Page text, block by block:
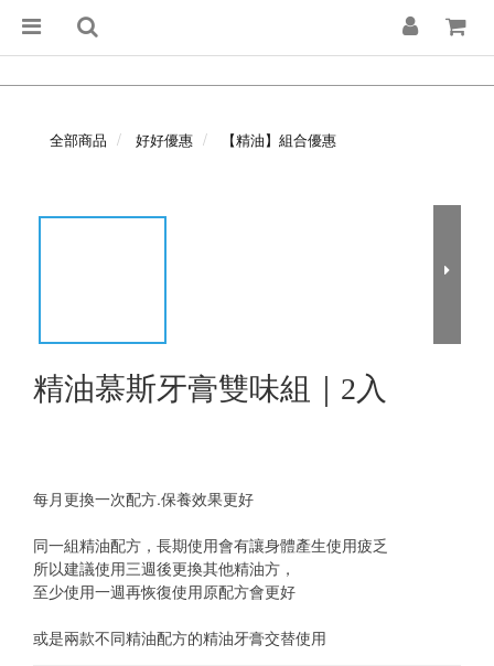
全部商品 好好優惠 【精油】組合優惠
精油慕斯牙膏雙味組｜2入
每月更換一次配方.保養效果更好
同一組精油配方，長期使用會有讓身體產生使用疲乏
所以建議使用三週後更換其他精油方，
至少使用一週再恢復使用原配方會更好
或是兩款不同精油配方的精油牙膏交替使用